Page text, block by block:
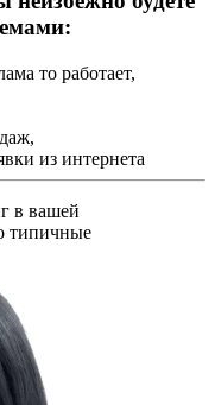
то работает,
из интернета
в вашей
типичные